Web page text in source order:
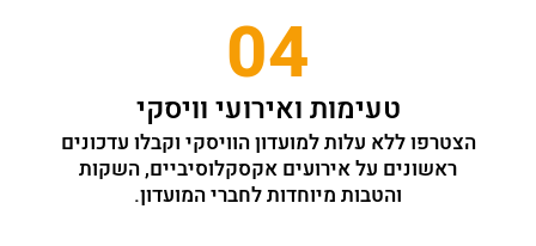
04
טעימות ואירועי וויסקי
הצטרפו ללא עלות למועדון הוויסקי וקבלו עדכונים
ראשונים על אירועים אקסקלוסיביים, השקות
והטבות מיוחדות לחברי המועדון.